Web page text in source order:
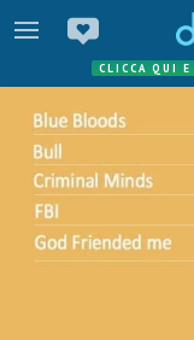
CLICCA QUI